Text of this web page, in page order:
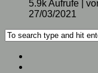
5.9k Aufrufe
27/03/2021